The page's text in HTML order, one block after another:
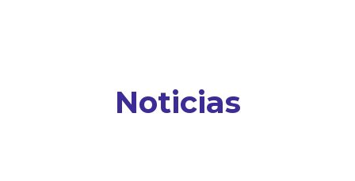
Noticias